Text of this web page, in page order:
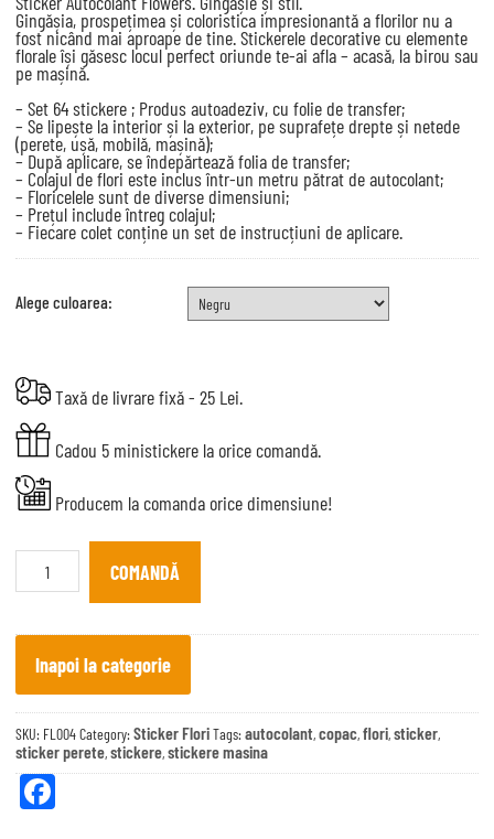
Gingășia, prospețimea și coloristica impresionantă a florilor nu a
fost nicând mai aproape de tine. Stickerele decorative cu elemente
florale își găsesc locul perfect oriunde te-ai afla – acasă, la birou sau
pe mașină.
– Set 64 stickere ; Produs autoadeziv, cu folie de transfer;
– Se lipește la interior și la exterior, pe suprafețe drepte și netede
(perete, ușă, mobilă, mașină);
– După aplicare, se îndepărtează folia de transfer;
– Colajul de flori este inclus într-un metru pătrat de autocolant;
– Floricelele sunt de diverse dimensiuni;
– Prețul include întreg colajul;
– Fiecare colet conține un set de instrucțiuni de aplicare.
Alege culoarea:
Taxă de livrare fixă - 25 Lei.
Cadou 5 ministickere la orice comandă.
Producem la comanda orice dimensiune!
Sticker
Autocolant
Flowers
COMANDĂ
Inapoi la categorie
SKU: FL004Category:Sticker FloriTags:autocolant,copac,flori,sticker,
sticker perete,stickere,stickere masina
Fa